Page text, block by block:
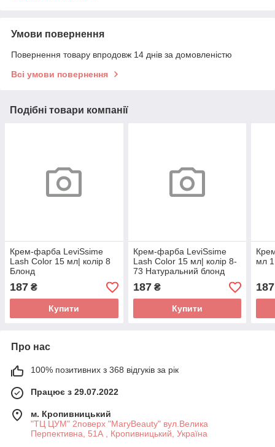
Умови повернення
Повернення товару впродовж 14 днів за домовленістю
Всі умови повернення
Подібні товари компанії
Крем-фарба LeviSsime
Lash Color 15 мл| колір 8
Блонд
187 ₴
Купити
Крем-фарба LeviSsime
Lash Color 15 мл| колір 8-
73 Натуральний блонд
187₴
Купити
мл
187
Про нас
100% позитивних з 368 відгуків за рік
Працює з 29.07.2022
м. Кропивницький
"ТЦ ЦУМ" 2поверх "MaryBeauty" вул.Велика
Перпективна, 51А , Кропивницький, Україна